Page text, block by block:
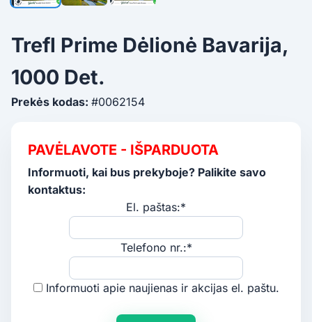
Trefl Prime Dėlionė Bavarija,
1000 Det.
Prekės kodas: #0062154
PAVĖLAVOTE - IŠPARDUOTA
Informuoti, kai bus prekyboje? Palikite savo
kontaktus:
El. paštas:*
Telefono nr.:*
Informuoti apie naujienas ir akcijas el. paštu.